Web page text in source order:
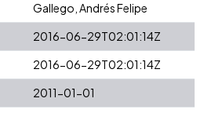
Gallego, Andrés Felipe
2016-06-29T02:01:14Z
2016-06-29T02:01:14Z
2011-01-01